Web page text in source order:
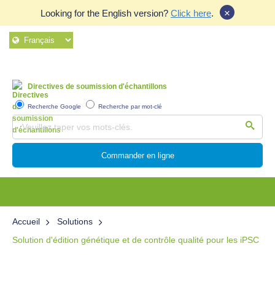
Looking for the English version? Click here. ×
Directives de soumission d'échantillons
Recherche Google Recherche par mot-clé
Commander en ligne
Accueil
Solutions
Solution d'édition génétique et de contrôle qualité pour les iPSC